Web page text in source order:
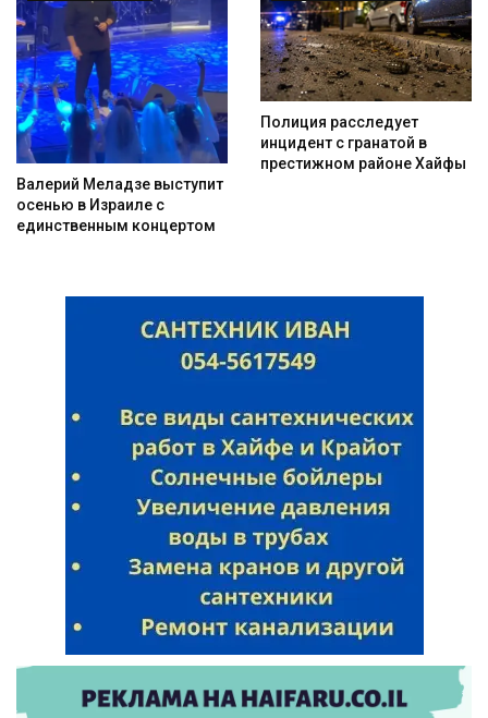
Искать
Валерий Меладзе выступит
осенью в Израиле с
единственным концертом
Полиция расследует
инцидент с гранатой в
престижном районе Хайфы